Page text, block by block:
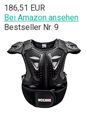
186,51 EUR
Bei Amazon ansehen
Bestseller Nr. 9